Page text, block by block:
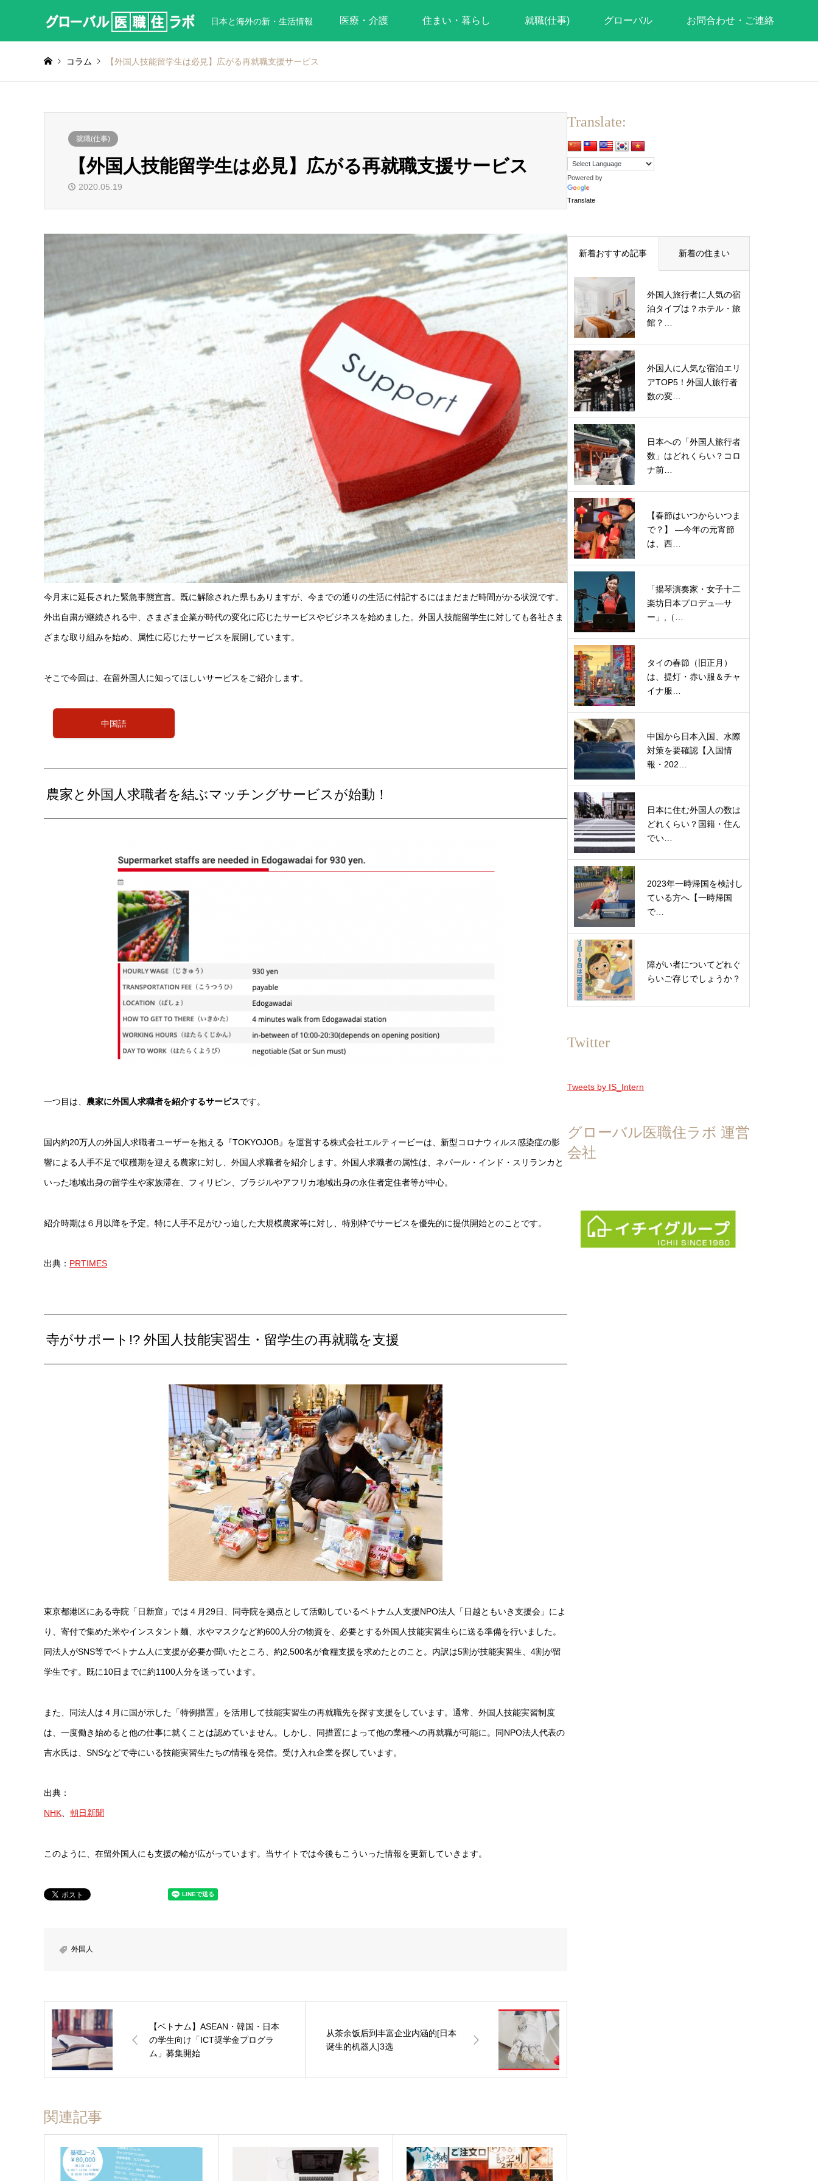
日本と海外の新・生活情報 医療・介護 住まい・暮らし 就職(仕事) グローバル お問合わせ・ご連絡
コラム 【外国人技能留学生は必見】広がる再就職支援サービス
就職(仕事)
【外国人技能留学生は必見】広がる再就職支援サービス
2020.05.19
今月末に延長された緊急事態宣言。既に解除された県もありますが、今までの通りの生活に付記するにはまだまだ時間がかる状況です。
外出自粛が継続される中、さまざま企業が時代の変化に応じたサービスやビジネスを始めました。外国人技能留学生に対しても各社さま
ざまな取り組みを始め、属性に応じたサービスを展開しています。
そこで今回は、在留外国人に知ってほしいサービスをご紹介します。
中国語
農家と外国人求職者を結ぶマッチングサービスが始動！
一つ目は、 農家に外国人求職者を紹介するサービスです。
国内約20万人の外国人求職者ユーザーを抱える『TOKYOJOB』を運営する株式会社エルティービーは、新型コロナウィルス感染症の影
響による人手不足で収穫期を迎える農家に対し、外国人求職者を紹介します。外国人求職者の属性は、ネパール・インド・スリランカと
いった地域出身の留学生や家族滞在、フィリピン、ブラジルやアフリカ地域出身の永住者定住者等が中心。
紹介時期は６月以降を予定。特に人手不足がひっ迫した大規模農家等に対し、特別枠でサービスを優先的に提供開始とのことです。
出典： PRTIMES
寺がサポート!? 外国人技能実習生・留学生の再就職を支援
東京都港区にある寺院「日新窟」では４月29日、同寺院を拠点として活動しているベトナム人支援NPO法人「日越ともいき支援会」によ
り、寄付で集めた米やインスタント麺、水やマスクなど約600人分の物資を、必要とする外国人技能実習生らに送る準備を行いました。
同法人がSNS等でベトナム人に支援が必要か聞いたところ、約2,500名が食糧支援を求めたとのこと。内訳は5割が技能実習生、4割が留
学生です。既に10日までに約1100人分を送っています。
また、同法人は４月に国が示した「特例措置」を活用して技能実習生の再就職先を探す支援をしています。通常、外国人技能実習制度
は、一度働き始めると他の仕事に就くことは認めていません。しかし、同措置によって他の業種への再就職が可能に。同NPO法人代表の
吉水氏は、SNSなどで寺にいる技能実習生たちの情報を発信。受け入れ企業を探しています。
出典：
NHK 朝日新聞
このように、在留外国人にも支援の輪が広がっています。当サイトでは今後もこういった情報を更新していきます。
外国人
【ベトナム】ASEAN・韓国・日本
の学生向け「ICT奨学金プログラ
ム」募集開始
从茶余饭后到丰富企业内涵的[日本
诞生的机器人]3选
関連記事
Translate:
Powered by
Translate
新着おすすめ記事 新着の住まい
外国人旅行者に人気の宿
泊タイプは？ホテル・旅
館？…
外国人に人気な宿泊エリ
アTOP5！外国人旅行者
数の変…
日本への「外国人旅行者
数」はどれくらい？コロ
ナ前…
【春節はいつからいつま
で？】 ―今年の元宵節
は、西…
「揚琴演奏家・女子十二
楽坊日本プロデュ―サ
ー」,（…
タイの春節（旧正月）
は、提灯・赤い服＆チャ
イナ服…
中国から日本入国、水際
対策を要確認【入国情
報・202…
日本に住む外国人の数は
どれくらい？国籍・住ん
でい…
2023年一時帰国を検討し
ている方へ【​​​​​一時帰国
で…
障がい者についてどれぐ
らいご存じでしょうか？
Twitter
Tweets by IS_Intern
グローバル医職住ラボ 運営
会社